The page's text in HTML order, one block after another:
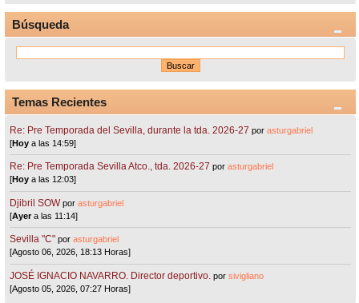
Búsqueda
Temas Recientes
Re: Pre Temporada del Sevilla, durante la tda. 2026-27 porasturgabriel
[Hoy a las 14:59]
Re: Pre Temporada Sevilla Atco., tda. 2026-27 porasturgabriel
[Hoy a las 12:03]
Djibril SOW porasturgabriel
[Ayera las 11:14]
Sevilla "C"porasturgabriel
[Agosto 06, 2026, 18:13 Horas]
JOSÉ IGNACIO NAVARRO. Director deportivo. porsivigliano
[Agosto 05, 2026, 07:27 Horas]